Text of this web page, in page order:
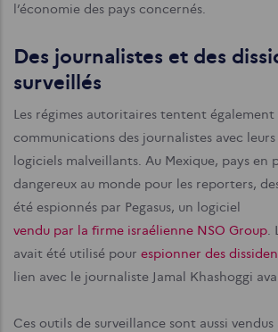
l’économie des pays concernés.
Des journalistes et des
surveillés
Les régimes autoritaires tentent
communications des journalistes avec leurs
logiciels malveillants. Au Mexique, pays en
dangereux au monde pour les reporters,
été espionnés par Pegasus, un logiciel
vendu par la firme israélienne NSO Group.
avait été utilisé pour espionner des
lien avec le journaliste Jamal Khashoggi
Ces outils de surveillance sont aussi vendus